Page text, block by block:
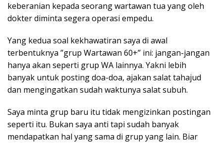
keberanian kepada seorang wartawan tua yang oleh
dokter diminta segera operasi empedu.
Yang kedua soal kekhawatiran saya di awal
terbentuknya ”grup Wartawan 60+” ini: jangan-jangan
hanya akan seperti grup WA lainnya. Yakni lebih
banyak untuk posting doa-doa, ajakan salat tahajud
dan mengingatkan sudah waktunya salat subuh.
Saya minta grup baru itu tidak mengizinkan postingan
seperti itu. Bukan saya anti tapi sudah banyak
mendapatkan hal yang sama di grup yang lain. Biar